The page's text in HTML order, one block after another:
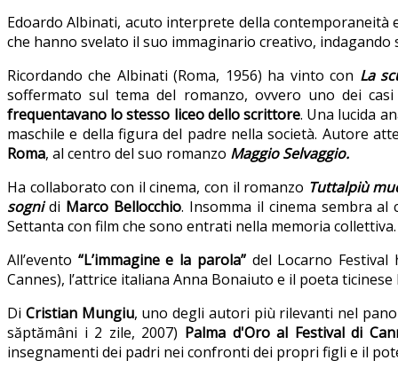
Edoardo Albinati, acuto interprete della
che hanno svelato il suo immaginario creativo,
Ricordando che Albinati (Roma, 1956) ha vinto con La
soffermato sul tema del romanzo, ovvero uno dei
frequentavano lo stesso liceo dello scrittore. Una lucida
maschile e della figura del padre nella società. Autore
Roma, al centro del suo romanzo Maggio Selvaggio.
Ha collaborato con il cinema, con il romanzo Tuttalpiù
sognidi Marco Bellocchio. Insomma il cinema sembra
Settanta con film che sono entrati nella memoria collettiva.
All’evento “L’immagine e la parola” del Locarno
Cannes), l’attrice italiana Anna Bonaiuto e il poeta ticinese
Di Cristian Mungiu, uno degli autori più rilevanti nel
săptămâni i 2 zile, 2007) Palma d'Oro al Festival di
insegnamenti dei padri nei confronti dei propri figli e il